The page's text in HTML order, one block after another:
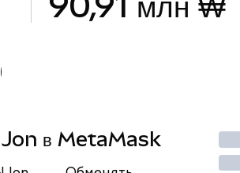
в MetaMask